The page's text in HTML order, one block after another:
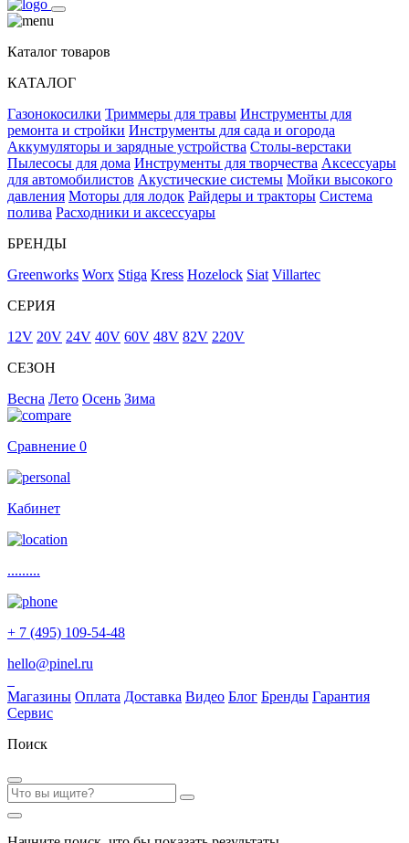
Каталог товаров
КАТАЛОГ
Газонокосилки Триммеры для травы Инструменты для
ремонта и стройки Инструменты для сада и огорода
Аккумуляторы и зарядные устройства Столы-верстаки
Пылесосы для дома Инструменты для творчества Аксессуары
для автомобилистов Акустические системы Мойки высокого
давления Моторы для лодок Райдеры и тракторы Система
полива Расходники и аксессуары
БРЕНДЫ
Greenworks Worx Stiga Kress Hozelock Siat Villartec
СЕРИЯ
12V 20V 24V 40V 60V 48V 82V 220V
СЕЗОН
Весна Лето Осень Зима
Сравнение 0
Кабинет
.........
+ 7 (495) 109-54-48
hello@pinel.ru
Магазины Оплата Доставка Видео Блог Бренды Гарантия
Сервис
Поиск